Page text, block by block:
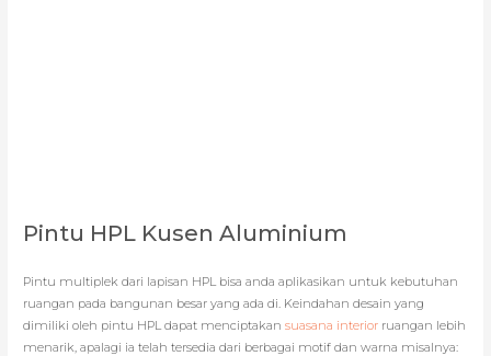
Pintu HPL Kusen Aluminium
Pintu multiplek dari lapisan HPL bisa anda aplikasikan untuk kebutuhan
ruangan pada bangunan besar yang ada di. Keindahan desain yang
dimiliki oleh pintu HPL dapat menciptakansuasana interior ruangan lebih
menarik, apalagi ia telah tersedia dari berbagai motif dan warna misalnya: